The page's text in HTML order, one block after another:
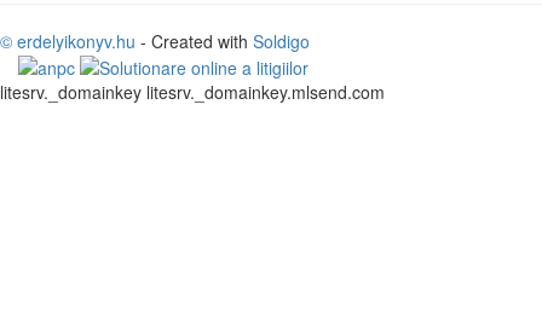
© erdelyikonyv.hu - Created with Soldigo
litesrv._domainkey litesrv._domainkey.mlsend.com